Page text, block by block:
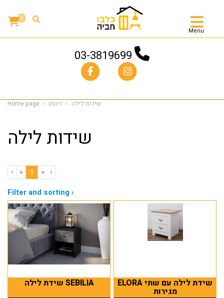
Menu
0
03-3819699
Home page ריהוט שידות לילה
שידות לילה
‹ « 1 (current)
» ›
Filter and sorting ›
שידת לילה SEBILIA ELORA שידת לילה עם שתי
מגירות